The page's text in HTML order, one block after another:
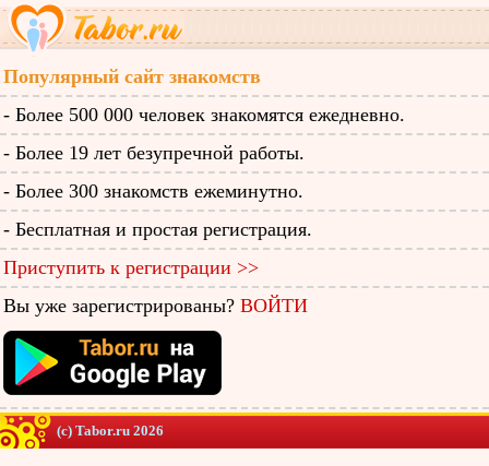
Популярный сайт знакомств
- Более 500 000 человек знакомятся ежедневно.
- Более 19 лет безупречной работы.
- Более 300 знакомств ежеминутно.
- Бесплатная и простая регистрация.
Приступить к регистрации >>
Вы уже зарегистрированы? ВОЙТИ
(c) Tabor.ru 2026